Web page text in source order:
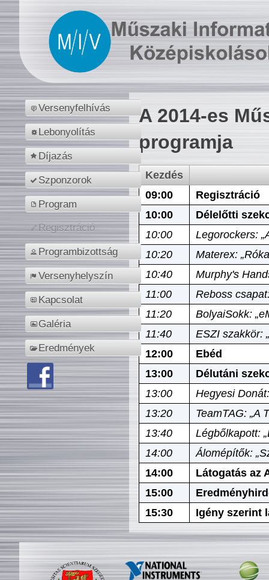
Versenyfelhívás
Lebonyolítás
Díjazás
Szponzorok
Program
Regisztráció
Programbizottság
Versenyhelyszín
Kapcsolat
Galéria
Eredmények
A 2014-es
programja
Kezdés
09:00
Regisztráció
10:00
Délelőtti
10:00
Legorockers:
10:20
Materex:
10:40
Murphy's
11:00
Reboss
11:20
BolyaiSokk:
11:40
ESZI szakkör:
12:00
Ebéd
13:00
Délutáni
13:00
Hegyesi
13:20
TeamTAG: „A
13:40
Légbőlkapott:
14:00
Álomépítők:
14:00
Látogatás az
15:00
15:30
Igény szerint